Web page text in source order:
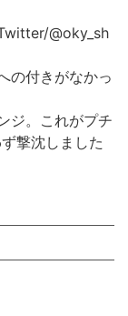
@oky_sh
の付きがなかっ
ジ。これがプチ
撃沈しました